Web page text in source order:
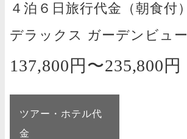
４泊６日旅行代金（朝食付）
デラックス ガーデンビュー
137,800円〜235,800円
ツアー・ホテル代
金